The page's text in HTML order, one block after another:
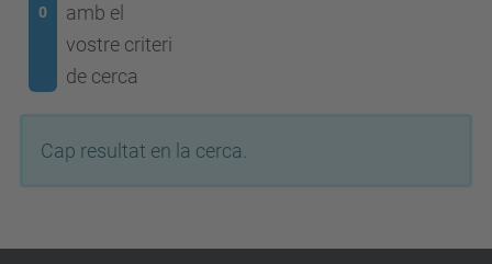
0
amb el
vostre criteri
de cerca
Cap resultat en la cerca.